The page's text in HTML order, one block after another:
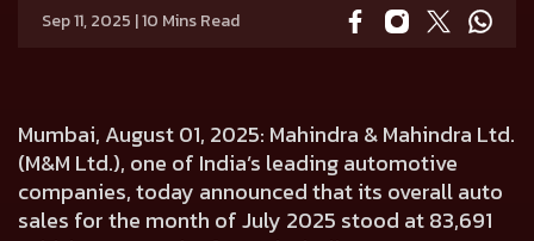
Sep 11, 2025 | 10 Mins Read
Mumbai, August 01, 2025: Mahindra & Mahindra Ltd.
(M&M Ltd.), one of India’s leading automotive
companies, today announced that its overall auto
sales for the month of July 2025 stood at 83,691